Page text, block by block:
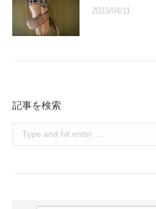
2023/04/11
記事を検索
Search: